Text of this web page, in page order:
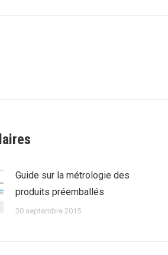
Guide sur la métrologie des
produits préemballés
30 septembre 2015